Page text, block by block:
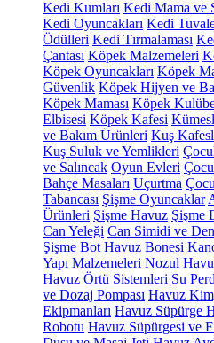
Kedi Kumları Kedi Mama ve
Kedi Oyuncakları Kedi
Ödülleri Kedi Tırmalaması
Çantası Köpek Malzemeleri
Köpek Oyuncakları Köpek
Güvenlik Köpek Hijyen ve
Köpek Maması Köpek
Elbisesi Köpek Kafesi
ve Bakım Ürünleri Kuş
Kuş Suluk ve Yemlikleri
ve Salıncak Oyun Evleri
Bahçe Masaları Uçurtma
Tabancası Şişme Oyuncaklar
Ürünleri Şişme Havuz Şişme
Can Yeleği Can Simidi ve
Şişme Bot Havuz Bonesi
Yapı Malzemeleri Nozul
Havuz Örtü Sistemleri Su
ve Dozaj Pompası Havuz
Ekipmanları Havuz Süpürge
Robotu Havuz Süpürgesi ve